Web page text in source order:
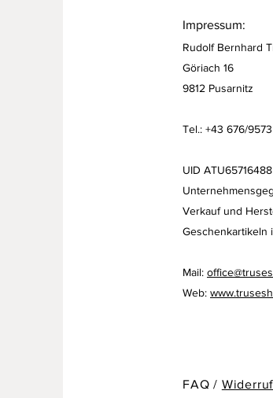
Impressum:
Rudolf Bernhard
Göriach 16
9812 Pusarnitz
Tel.: +43 676/
UID ATU65716488
Verkauf und
Geschenkartikeln
Mail:
Web:
FAQ /